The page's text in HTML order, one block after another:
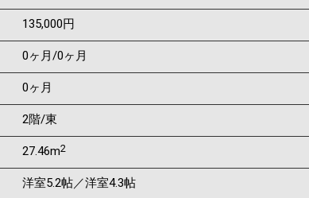
135,000円
0ヶ月 /0ヶ月
0ヶ月
2階/東
27.46m2
洋室5.2帖／洋室4.3帖